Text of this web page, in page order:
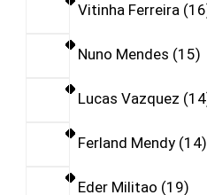
Vitinha Ferreira 16
Nuno Mendes 15
Lucas Vazquez 14
Ferland Mendy 14
Eder Militao 19